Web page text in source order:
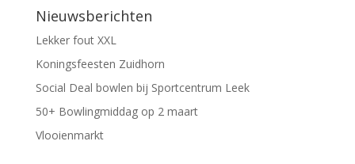
Nieuwsberichten
Lekker fout XXL
Koningsfeesten Zuidhorn
Social Deal bowlen bij Sportcentrum Leek
50+ Bowlingmiddag op 2 maart
Vlooienmarkt